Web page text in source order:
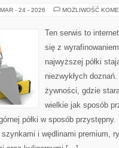
MAR - 24 - 2026 MOŻLIWOŚĆ
Ten serwis to
się z
najwyższej półki
niezwykłych
żywności, gdzie
wielkie jak sposób
półki w sposób
i wędlinami premium,